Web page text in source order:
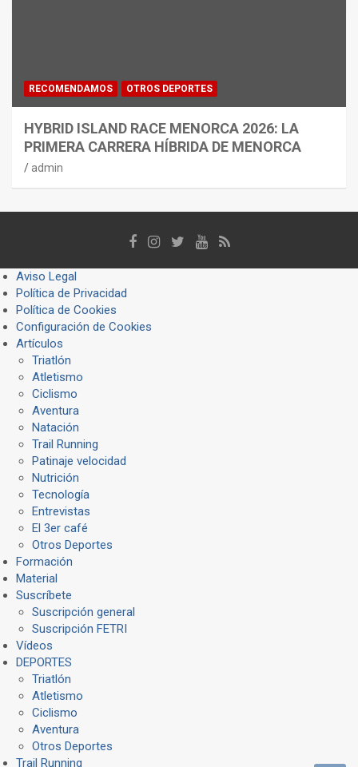
RECOMENDAMOS OTROS DEPORTES
HYBRID ISLAND RACE MENORCA 2026: LA
PRIMERA CARRERA HÍBRIDA DE MENORCA
admin
Aviso Legal
Política de Privacidad
Política de Cookies
Configuración de Cookies
Artículos
Triatlón
Atletismo
Ciclismo
Aventura
Natación
Trail Running
Patinaje velocidad
Nutrición
Tecnología
Entrevistas
El 3er café
Otros Deportes
Formación
Material
Suscríbete
Suscripción general
Suscripción FETRI
Vídeos
DEPORTES
Triatlón
Atletismo
Ciclismo
Aventura
Otros Deportes
Trail Running